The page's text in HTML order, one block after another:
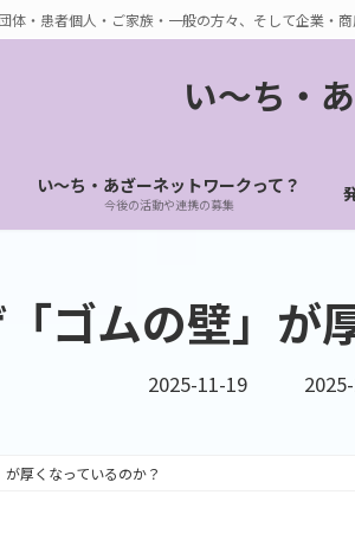
体・患者個人・ご家族・一般の方々、そして企業・
い〜ち・
い～ち・あざーネットワークって？
今後の活動や連携の募集
ゴムの壁」が
2025-11-19 最
終
厚くなっているのか？